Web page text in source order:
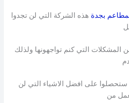
بجدة هذه الشركة التي لن تجدوا
المشكلات التي كنم تواجهونها ولذلك
ستحصلوا على افضل الاشياء التي لن
من